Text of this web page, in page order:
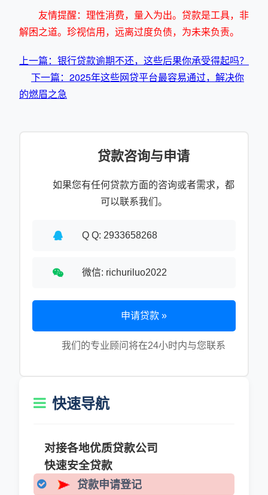
友情提醒：理性消费，量入为出。贷款是工具，非
解困之道。珍视信用，远离过度负债，为未来负责。
上一篇：银行贷款逾期不还，这些后果你承受得起吗？
下一篇：2025年这些网贷平台最容易通过，解决你
的燃眉之急
贷款咨询与申请
如果您有任何贷款方面的咨询或者需求，都
可以联系我们。
Q Q: 2933658268
微信: richuriluo2022
申请贷款 »
我们的专业顾问将在24小时内与您联系
快速导航
对接各地优质贷款公司
快速安全贷款
贷款申请登记